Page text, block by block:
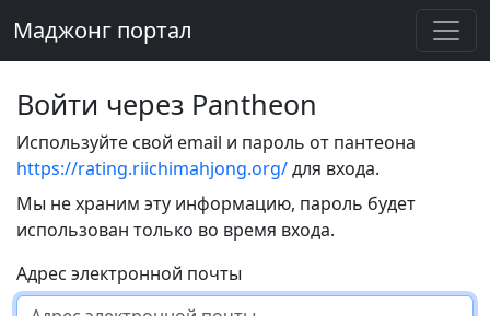
Маджонг портал
Войти через Pantheon
Используйте свой email и пароль от пантеона
https://rating.riichimahjong.org/для входа.
Мы не храним эту информацию, пароль будет
использован только во время входа.
Адрес электронной почты